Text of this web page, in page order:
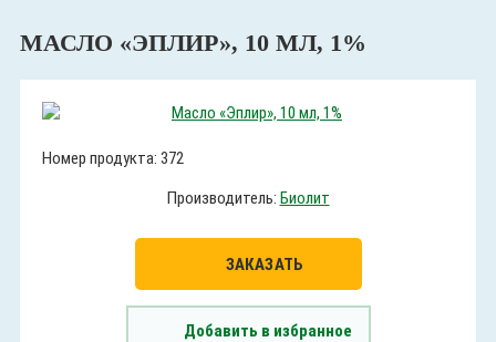
МАСЛО «ЭПЛИР», 10 МЛ, 1%
Номер продукта: 372
Производитель: Биолит
ЗАКАЗАТЬ
Добавить в избранное